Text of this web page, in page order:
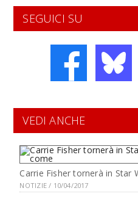
SEGUICI SU
VEDI ANCHE
Carrie Fisher tornerà in Star
NOTIZIE / 10/04/2017